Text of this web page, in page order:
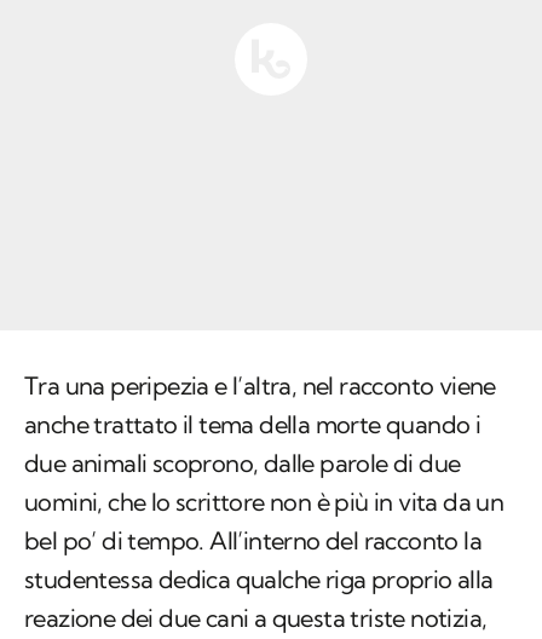
Tra una peripezia e l’altra, nel racconto viene
anche trattato il tema della morte quando i
due animali scoprono, dalle parole di due
uomini, che lo scrittore non è più in vita da un
bel po’ di tempo. All’interno del racconto la
studentessa dedica qualche riga proprio alla
reazione dei due cani a questa triste notizia,